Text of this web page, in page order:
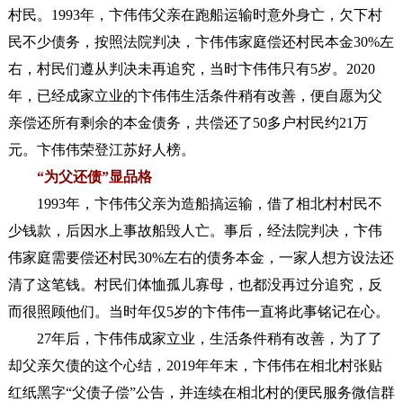
村民。1993年，卞伟伟父亲在跑船运输时意外身亡，欠下村
民不少债务，按照法院判决，卞伟伟家庭偿还村民本金30%左
右，村民们遵从判决未再追究，当时卞伟伟只有5岁。2020
年，已经成家立业的卞伟伟生活条件稍有改善，便自愿为父
亲偿还所有剩余的本金债务，共偿还了50多户村民约21万
元。卞伟伟荣登江苏好人榜。
“为父还债”显品格
1993年，卞伟伟父亲为造船搞运输，借了相北村村民不
少钱款，后因水上事故船毁人亡。事后，经法院判决，卞伟
伟家庭需要偿还村民30%左右的债务本金，一家人想方设法还
清了这笔钱。村民们体恤孤儿寡母，也都没再过分追究，反
而很照顾他们。当时年仅5岁的卞伟伟一直将此事铭记在心。
27年后，卞伟伟成家立业，生活条件稍有改善，为了了
却父亲欠债的这个心结，2019年年末，卞伟伟在相北村张贴
红纸黑字“父债子偿”公告，并连续在相北村的便民服务微信群